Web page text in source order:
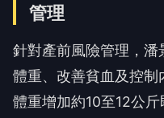
管理
針對產前風險管理，
體重、改善貧血及控
體重增加約10至12公